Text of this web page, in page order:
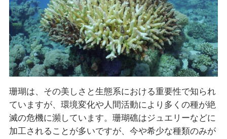
珊瑚は、その美しさと生態系における重要性で知られ
ていますが、環境変化や人間活動により多くの種が絶
滅の危機に瀕しています。珊瑚礁はジュエリーなどに
加工されることが多いですが、今や希少な種類のみが